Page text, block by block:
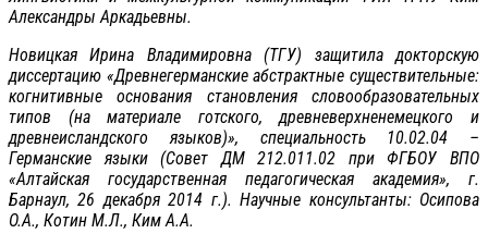
Александры Аркадьевны.
Новицкая Ирина Владимировна (ТГУ) защитила докторскую
диссертацию «Древнегерманские абстрактные существительные:
когнитивные основания становления словообразовательных
типов (на материале готского, древневерхненемецкого и
древнеисландского языков)», специальность 10.02.04 –
Германские языки (Совет ДМ 212.011.02 при ФГБОУ ВПО
«Алтайская государственная педагогическая академия», г.
Барнаул, 26 декабря 2014 г.). Научные консультанты: Осипова
О.А., Котин М.Л., Ким А.А.